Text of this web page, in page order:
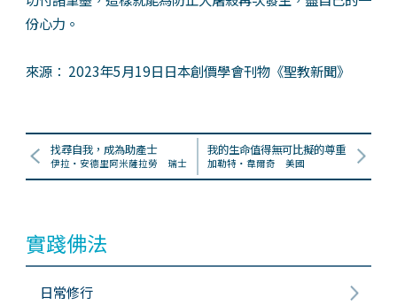
份心力。
來源： 2023年5月19日日本創價學會刊物《聖教新聞》
找尋自我，成為助產士
伊拉・安德里阿米薩拉勞 瑞士
我的生命值得無可比擬的尊重
加勒特‧韋爾奇 美國
實踐佛法
日常修行